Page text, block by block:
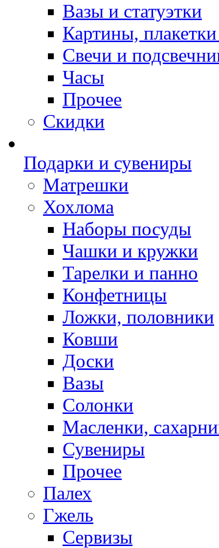
Вазы и статуэтки
Картины,
Свечи и
Часы
Прочее
Скидки
Подарки и сувениры
Матрешки
Хохлома
Наборы посуды
Чашки и кружки
Тарелки и панно
Конфетницы
Ложки, половники
Ковши
Доски
Вазы
Солонки
Масленки,
Сувениры
Прочее
Палех
Гжель
Сервизы